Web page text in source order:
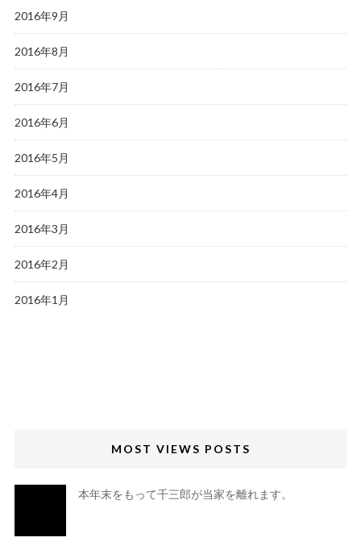
2016年9月
2016年8月
2016年7月
2016年6月
2016年5月
2016年4月
2016年3月
2016年2月
2016年1月
MOST VIEWS POSTS
本年末をもって千三郎が当家を離れます。